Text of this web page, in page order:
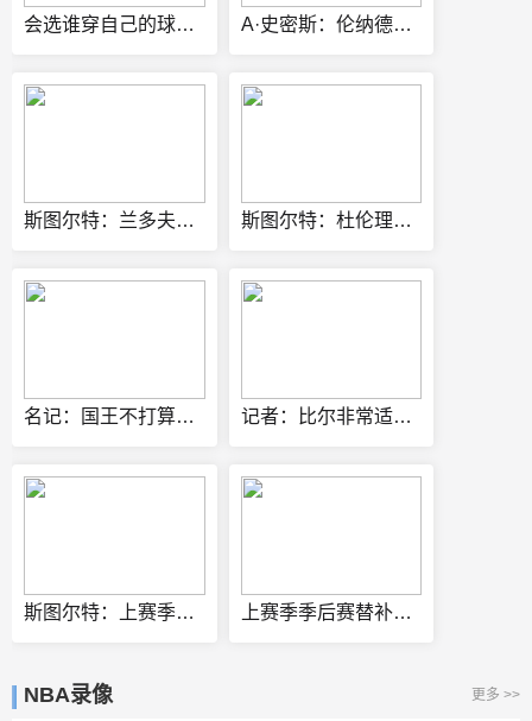
会选谁穿自己的球鞋？三球：耶稣、马丁·路德·金、马尔科姆·X A·史密斯：伦纳德逼宫快船却拿钱不干活 他太擅长带薪休假了
斯图尔特：兰多夫和托尼·阿伦缔造了灰熊的铁血球风 斯图尔特：杜伦理应获得大合同 他是球队不可或缺的核心拼图
名记：国王不打算买断拉文 他们期望其担任年轻核心的老将领袖 记者：比尔非常适配热火 生涯三分命中率37.6%+还能持球
斯图尔特：上赛季预感会被交易 祈祷能被交易到赏识自己的球队 上赛季季后赛替补球员场均得分榜：道苏姆第一 哈珀第四
NBA录像 更多 >>